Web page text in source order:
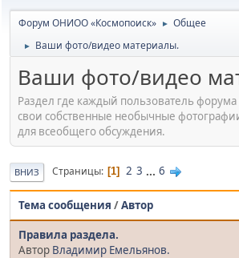
Форум ОНИОО «Космопоиск» ► Общее
► Ваши фото/видео материалы.
Ваши фото/видео
Раздел где каждый пользователь
свои собственные необычные
для всеобщего обсуждения.
ВНИЗ Страницы 1 2 3 ... 6
Тема сообщения /Автор
Правила раздела.
Автор Владимир Емельянов.